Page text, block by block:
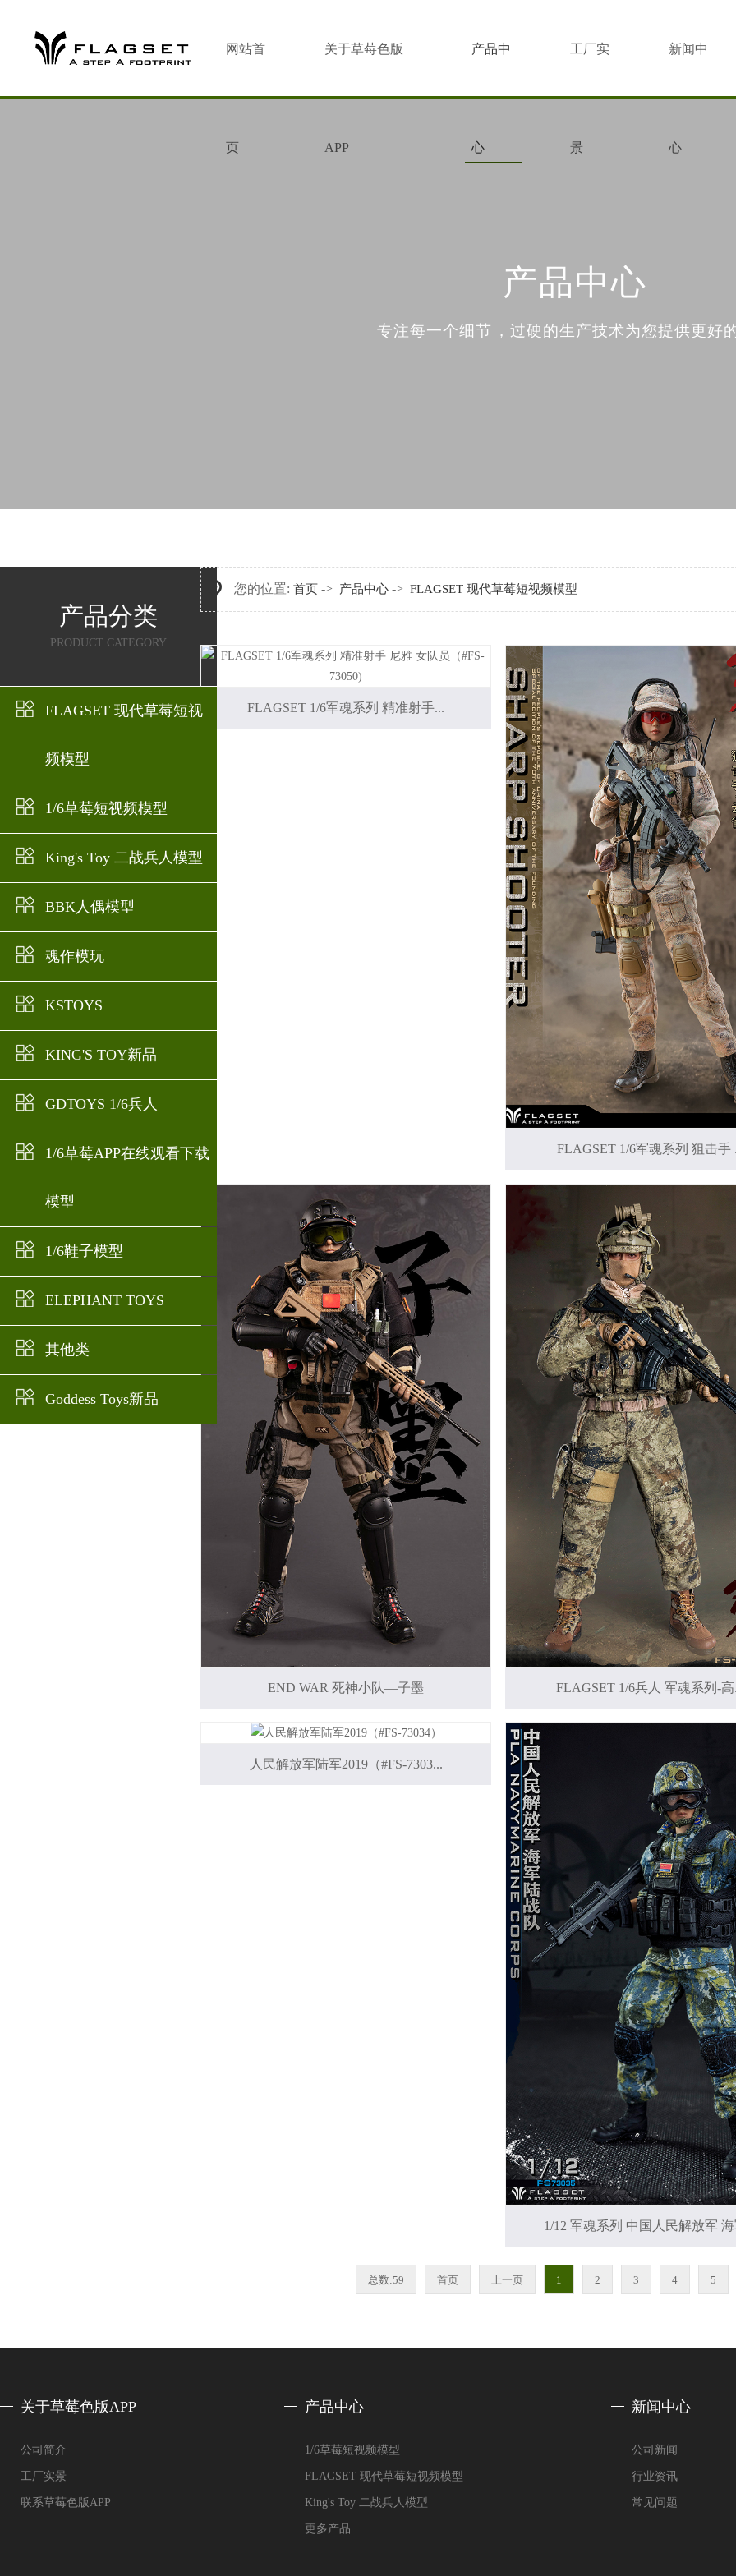
网站首
页
关于草莓色版
APP
产品中
心
工厂实
景
新闻中
心
产品中心
专注每一个细节，过硬的生产技术为您提供更好
产品分类
PRODUCT CATEGORY
FLAGSET 现代草莓短视
频模型
1/6草莓短视频模型
King's Toy 二战兵人模型
BBK人偶模型
魂作模玩
KSTOYS
KING'S TOY新品
GDTOYS 1/6兵人
1/6草莓APP在线观看下载
模型
1/6鞋子模型
ELEPHANT TOYS
其他类
Goddess Toys新品
您的位置: 首页 -> 产品中心 -> FLAGSET 现代草莓短视频模型
FLAGSET 1/6军魂系列 精准射手...
FLAGSET 1/6军魂系列 狙击手
END WAR 死神小队—子墨 FLAGSET 1/6兵人 军魂系列-高
人民解放军陆军2019（#FS-7303...
1/12 军魂系列 中国人民解放军
总数:59 首页 上一页 1 2 3 4 5
关于草莓色版APP
公司简介
工厂实景
联系草莓色版APP
产品中心
1/6草莓短视频模型
FLAGSET 现代草莓短视频模型
King's Toy 二战兵人模型
更多产品
新闻中心
公司新闻
行业资讯
常见问题